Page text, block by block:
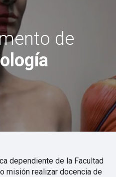
de
dependiente de la Facultad
misión realizar docencia de